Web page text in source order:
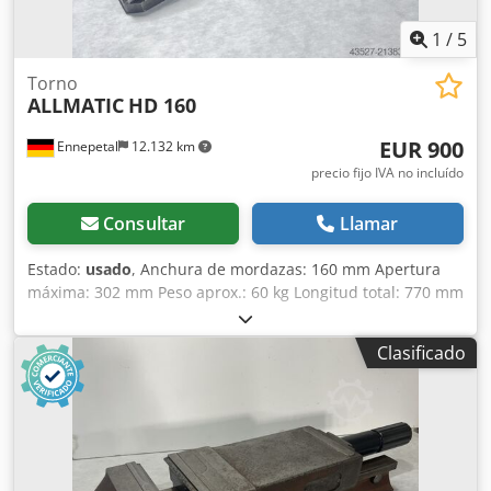
1 / 5
Ennepetal 12.132 km
Torno
ALLMATIC HD 160
EUR 900
precio fijo IVA no incluído
Consultar Llamar
Estado: usado, Anchura de mordazas: 160 mm Apertura
máxima: 302 mm Peso aprox.: 60 kg Longitud total: 770 mm
Apertura S1/mm: 0-152 Apertura S2/mm (ajustable
mediante pasador): 147-302 Niveles de fuerza de apriete: 4
Csdpoypwfuefx Amvsha Fuerza máxima de apriete en kN:
60 Ejecución: Mecánica Apertura mínima/mm: 0 Pieza de
trabajo: Pieza pre-mecanizada Anchura de mordaza/mm:
160 Apertura máxima/mm: 302 Apertura: 302 mm - Incl. 2x
garras de sujeción - Sin llave de tornillo de banco
Clasificado